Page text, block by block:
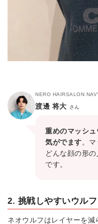
NERO HAIRSALON
渡邊 将大 さん
重めのマッシ
気がでます。
どんな顔の形
です。
2. 挑戦しやすいウル
ネオウルフはレイヤーを